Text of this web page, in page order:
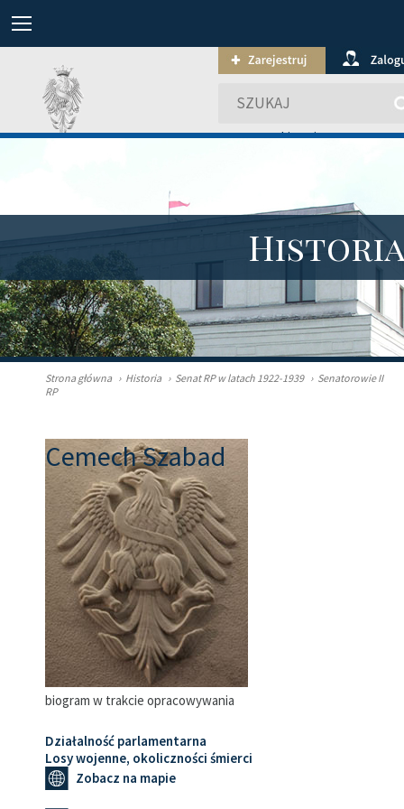
wyszukiwanie
Strona główna › Historia › Senat RP w latach 1922-1939 › Senatorowie II
RP
Cemech Szabad
biogram w trakcie opracowywania
Działalność parlamentarna
Losy wojenne, okoliczności śmierci
Zobacz na mapie